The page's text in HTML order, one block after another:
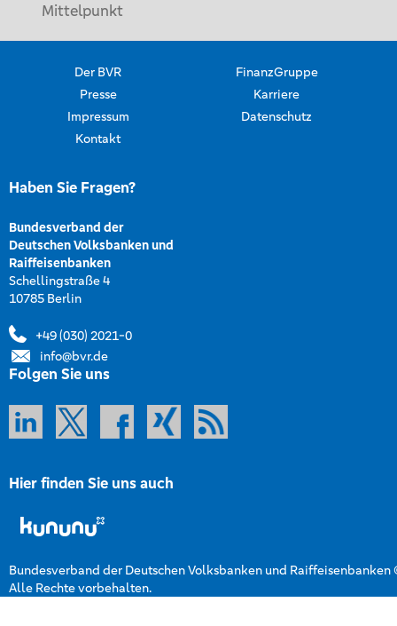
Mittelpunkt
Der BVR
FinanzGruppe
Presse
Karriere
Impressum
Datenschutz
Kontakt
Haben Sie Fragen?
Bundesverband der
Deutschen Volksbanken und
Raiffeisenbanken
Schellingstraße 4
10785 Berlin
+49 (030) 2021-0
info@bvr.de
Folgen Sie uns
Hier finden Sie uns auch
Bundesverband der Deutschen Volksbanken und Raiffeisenbanken
Alle Rechte vorbehalten.